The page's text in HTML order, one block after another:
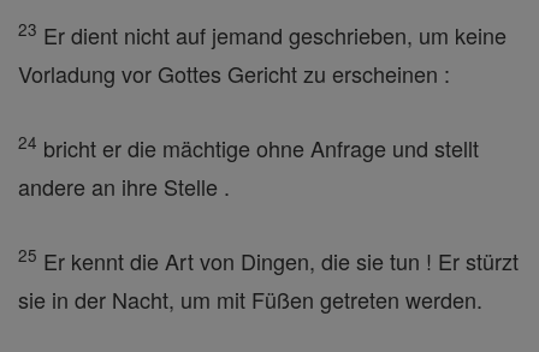
23 Er dient nicht auf jemand geschrieben, um keine
Vorladung vor Gottes Gericht zu erscheinen :
24 bricht er die mächtige ohne Anfrage und stellt
andere an ihre Stelle .
25 Er kennt die Art von Dingen, die sie tun ! Er stürzt
sie in der Nacht, um mit Füßen getreten werden.